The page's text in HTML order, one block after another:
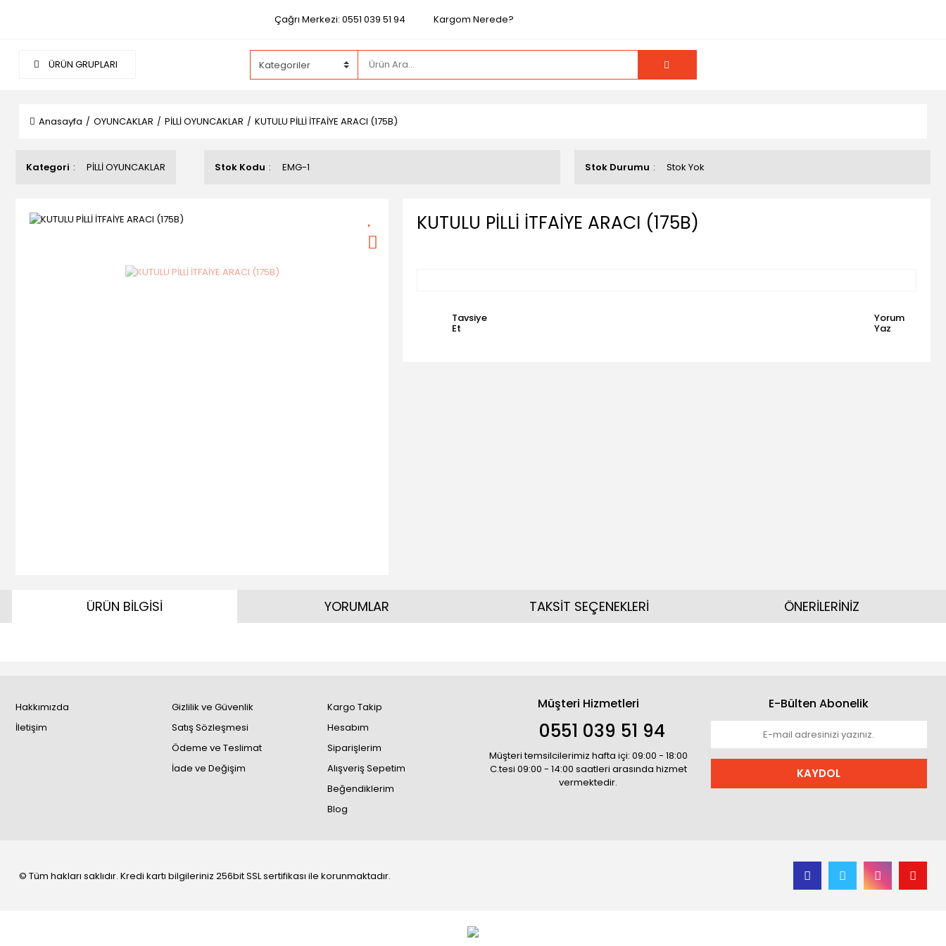
Çağrı Merkezi: 0551 039 51 94 Kargom Nerede?
ÜRÜN GRUPLARI
Anasayfa OYUNCAKLAR PİLLİ OYUNCAKLAR KUTULU PİLLİ İTFAİYE ARACI (175B)
Kategori PİLLİ OYUNCAKLAR Stok Kodu EMG-1 Stok Durumu Stok Yok
KUTULU PİLLİ İTFAİYE ARACI (175B)
Tavsiye
Et
Yorum
Yaz
ÜRÜN BİLGİSİ YORUMLAR TAKSİT SEÇENEKLERİ ÖNERİLERİNİZ
Hakkımızda
İletişim
Gizlilik ve Güvenlik
Satış Sözleşmesi
Ödeme ve Teslimat
İade ve Değişim
Kargo Takip
Hesabım
Siparişlerim
Alışveriş Sepetim
Beğendiklerim
Blog
Müşteri Hizmetleri
0551 039 51 94
Müşteri temsilcilerimiz hafta içi: 09:00 - 18:00
C.tesi 09:00 - 14:00 saatleri arasında hizmet
vermektedir.
E-Bülten Abonelik
KAYDOL
© Tüm hakları saklıdır. Kredi kartı bilgileriniz 256bit SSL sertifikası ile korunmaktadır.